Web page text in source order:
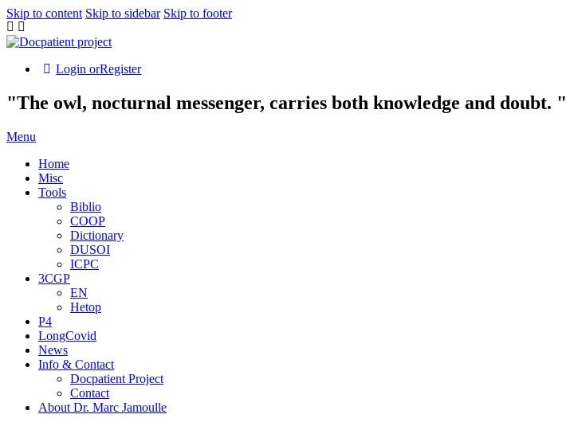
Skip to content Skip to sidebar Skip to footer
Login orRegister
"The owl, nocturnal messenger, carries both knowledge and doubt. "
Menu
Home
Misc
Tools
Biblio
COOP
Dictionary
DUSOI
ICPC
3CGP
EN
Hetop
P4
LongCovid
News
Info & Contact
Docpatient Project
Contact
About Dr. Marc Jamoulle